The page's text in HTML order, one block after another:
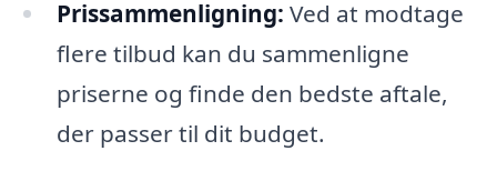
Prissammenligning: Ved at modtage
flere tilbud kan du sammenligne
priserne og finde den bedste aftale,
der passer til dit budget.